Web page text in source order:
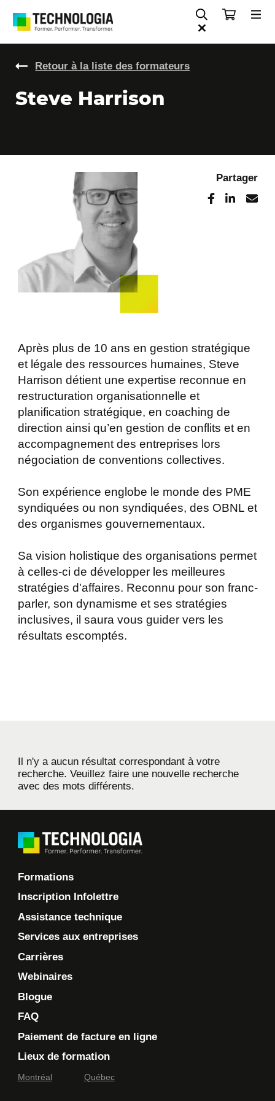
Retour à la liste des formateurs
Steve Harrison
Après plus de 10 ans en gestion stratégique
et légale des ressources humaines, Steve
Harrison détient une expertise reconnue en
restructuration organisationnelle et
planification stratégique, en coaching de
direction ainsi qu’en gestion de conflits et en
accompagnement des entreprises lors
négociation de conventions collectives.
Son expérience englobe le monde des PME
syndiquées ou non syndiquées, des OBNL et
des organismes gouvernementaux.
Sa vision holistique des organisations permet
à celles-ci de développer les meilleures
stratégies d'affaires. Reconnu pour son franc-
parler, son dynamisme et ses stratégies
inclusives, il saura vous guider vers les
résultats escomptés.
Partager
Il n'y a aucun résultat correspondant à votre
recherche. Veuillez faire une nouvelle recherche
avec des mots différents.
Formations
Inscription Infolettre
Assistance technique
Services aux entreprises
Carrières
Webinaires
Blogue
FAQ
Paiement de facture en ligne
Lieux de formation
Montréal Québec